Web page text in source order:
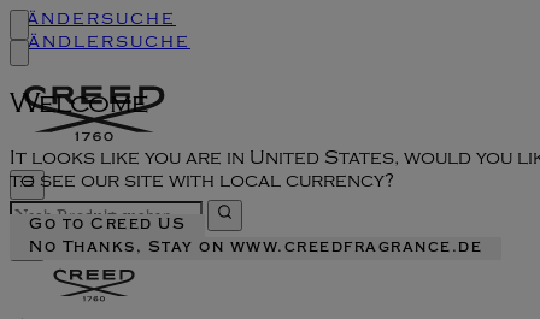
Welcome
It looks like you are in United States, would you
to see our site with local currency?
Go to Creed US
No Thanks, Stay on www.creedfragrance.de
Ländersuche
Händlersuche